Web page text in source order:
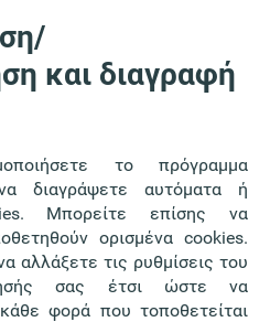
και διαγραφή
το πρόγραμμα
διαγράψετε αυτόματα ή
Μπορείτε επίσης να
ορισμένα cookies.
αλλάξετε τις ρυθμίσεις του
σας έτσι ώστε να
φορά που τοποθετείται